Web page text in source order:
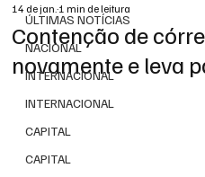
ÚLTIMAS NOTÍCIAS
NACIONAL
INTERNACIONAL
INTERNACIONAL
CAPITAL
CAPITAL
Contenção de
novamente e leva
14 de jan.1 min de leitura